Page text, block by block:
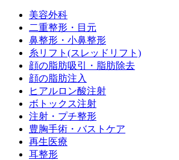
美容外科
二重整形・目元
鼻整形・小鼻整形
糸リフト(スレッドリフト)
顔の脂肪吸引・脂肪除去
顔の脂肪注入
ヒアルロン酸注射
ボトックス注射
注射・プチ整形
豊胸手術・バストケア
再生医療
耳整形